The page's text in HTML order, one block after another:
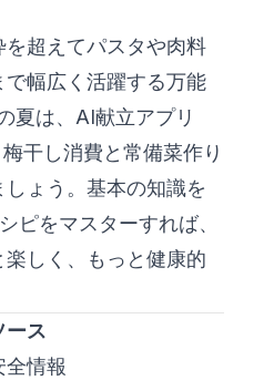
超えてパスタや肉料
幅広く活躍する万能
夏は、AI献立アプリ
干し消費と常備菜作り
ょう。基本の知識を
ピをマスターすれば、
しく、もっと健康的
ース
全情報